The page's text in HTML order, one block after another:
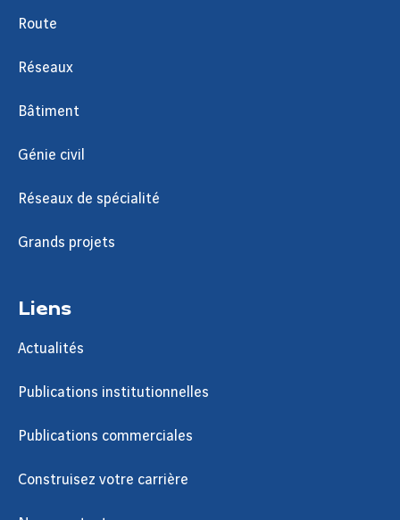
Route
Réseaux
Bâtiment
Génie civil
Réseaux de spécialité
Grands projets
Liens
Actualités
Publications institutionnelles
Publications commerciales
Construisez votre carrière